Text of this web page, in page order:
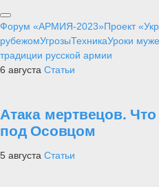
Форум «АРМИЯ-2023»Проект
рубежомУгрозыТехникаУроки
традиции русской армии
6 августа Статьи
Атака мертвецов.
под Осовцом
5 августа Статьи